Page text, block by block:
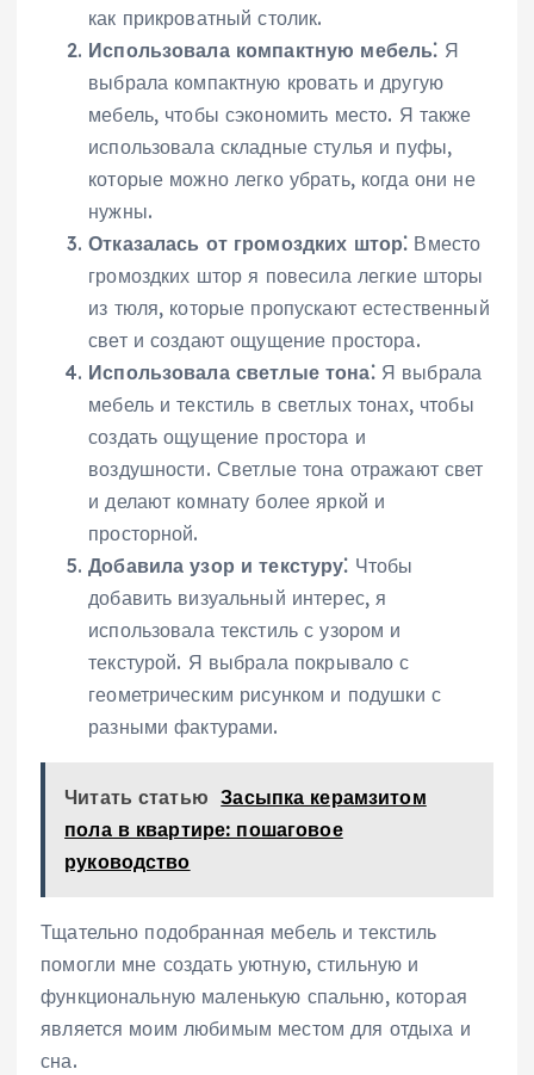
как прикроватный столик.
Использовала компактную мебель⁚ Я
выбрала компактную кровать и другую
мебель, чтобы сэкономить место. Я также
использовала складные стулья и пуфы,
которые можно легко убрать, когда они не
нужны.
Отказалась от громоздких штор⁚ Вместо
громоздких штор я повесила легкие шторы
из тюля, которые пропускают естественный
свет и создают ощущение простора.
Использовала светлые тона⁚Я выбрала
мебель и текстиль в светлых тонах, чтобы
создать ощущение простора и
воздушности. Светлые тона отражают свет
и делают комнату более яркой и
просторной.
Добавила узор и текстуру⁚ Чтобы
добавить визуальный интерес, я
использовала текстиль с узором и
текстурой. Я выбрала покрывало с
геометрическим рисунком и подушки с
разными фактурами.
Читать статью Засыпка керамзитом
пола в квартире: пошаговое
руководство
Тщательно подобранная мебель и текстиль
помогли мне создать уютную, стильную и
функциональную маленькую спальню, которая
является моим любимым местом для отдыха и
сна.